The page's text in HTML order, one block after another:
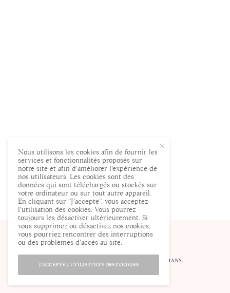
© ENCEINTE.COM LE SITE DES FUTURES MAMANS.
Nous utilisons les cookies afin de fournir les
services et fonctionnalités proposés sur
notre site et afin d’améliorer l’expérience de
nos utilisateurs. Les cookies sont des
données qui sont téléchargés ou stockés sur
votre ordinateur ou sur tout autre appareil.
En cliquant sur ”J’accepte”, vous acceptez
l’utilisation des cookies. Vous pourrez
toujours les désactiver ultérieurement. Si
vous supprimez ou désactivez nos cookies,
vous pourriez rencontrer des interruptions
ou des problèmes d’accès au site.
J'ACCEPTE L'UTILISATION DES COOKIES